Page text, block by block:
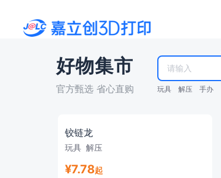
全部分类 玩具与游戏
好物集市
官方甄选 省心直购 玩具 解压 手办
铰链龙
玩具 解压
¥7.78起